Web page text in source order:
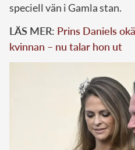
speciell vän i Gamla stan.
LÄS MER: Prins Daniels
kvinnan – nu talar hon ut